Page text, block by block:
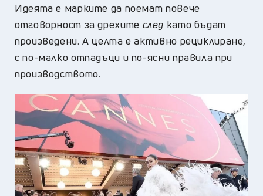
Идеята е марките да поемат повече
отговорност за дрехите след като бъдат
произведени. А целта е активно рециклиране,
с по-малко отпадъци и по-ясни правила при
производството.